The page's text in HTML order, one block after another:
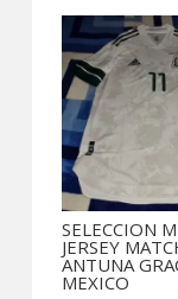
SELECCION
JERSEY
ANTUNA
MEXICO